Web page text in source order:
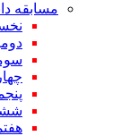
مسابقه